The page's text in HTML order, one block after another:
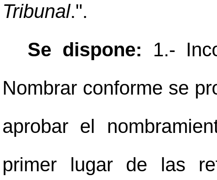
Tribunal.".
Se dispone: 1.-
Nombrar conforme se
aprobar el
primer lugar de las